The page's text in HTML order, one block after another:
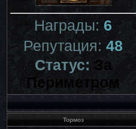
Награды:6
Репутация:48
Статус:За
Периметром
Тормоз